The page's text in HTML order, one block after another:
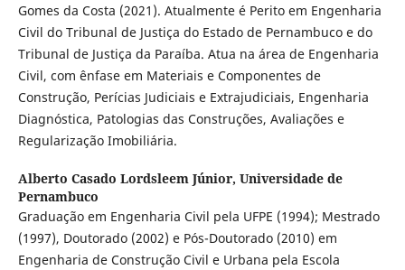
Gomes da Costa (2021). Atualmente é Perito em Engenharia
Civil do Tribunal de Justiça do Estado de Pernambuco e do
Tribunal de Justiça da Paraíba. Atua na área de Engenharia
Civil, com ênfase em Materiais e Componentes de
Construção, Perícias Judiciais e Extrajudiciais, Engenharia
Diagnóstica, Patologias das Construções, Avaliações e
Regularização Imobiliária.
Alberto Casado Lordsleem Júnior, Universidade de
Pernambuco
Graduação em Engenharia Civil pela UFPE (1994); Mestrado
(1997), Doutorado (2002) e Pós-Doutorado (2010) em
Engenharia de Construção Civil e Urbana pela Escola